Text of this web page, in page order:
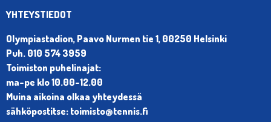
YHTEYSTIEDOT
Olympiastadion, Paavo Nurmen tie 1, 00250 Helsinki
Puh. 010 574 3959
Toimiston puhelinajat:
ma-pe klo 10.00-12.00
Muina aikoina olkaa yhteydessä
sähköpostitse: toimisto@tennis.fi